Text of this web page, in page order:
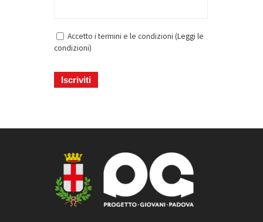
Accetto i termini e le condizioni (Leggi le
condizioni)